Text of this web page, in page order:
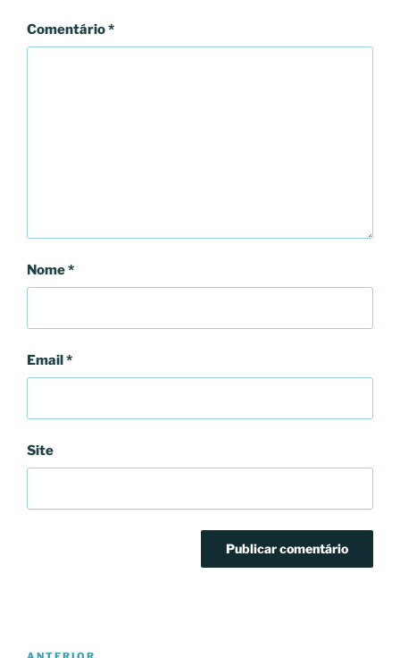
Comentário*
Nome*
Email*
Site